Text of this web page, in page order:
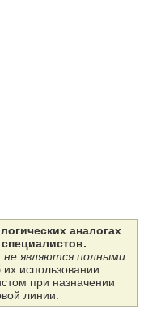
аналогах
не являются полными
их использовании
при назначении
линии.